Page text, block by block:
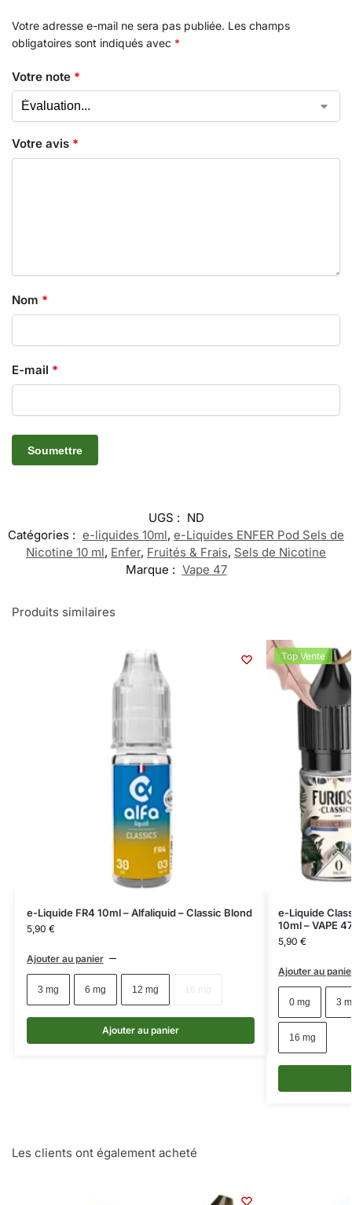
Votre adresse e-mail ne sera pas publiée. Les champs
obligatoires sont indiqués avec *
Votre note *
Votre avis *
Nom *
E-mail *
UGS : ND
Catégories : e-liquides 10ml, e-Liquides ENFER Pod Sels de
Nicotine 10 ml, Enfer, Fruités & Frais, Sels de Nicotine
Marque : Vape 47
Produits similaires
e-Liquide FR4 10ml – Alfaliquid – Classic Blond
5,90 €
Ajouter au panier
3 mg 6 mg 12 mg
Ajouter au panier
Top Vente
e-Liquide
10ml – VAPE 47
5,90 €
Ajouter au
0 mg 3
16 mg
Les clients ont également acheté